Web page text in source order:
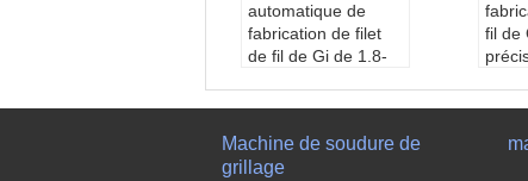
automatique de
fabrication de filet
de fil de Gi de 1.8-
matique de fabricati
on nette de fil de Gi
fil de
Machine de soudure de
grillage